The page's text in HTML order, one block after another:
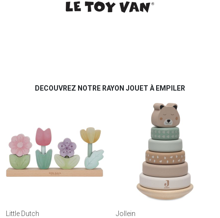
DECOUVREZ NOTRE RAYON JOUET À EMPILER
Little Dutch
Jollein